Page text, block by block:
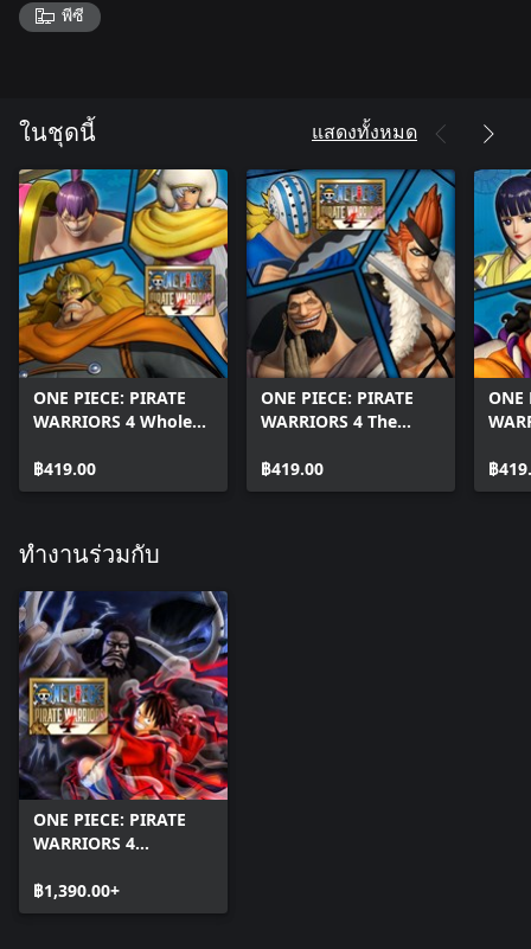
พีซี
ในชุดนี้ แสดงทั้งหมด
ONE PIECE: PIRATE
WARRIORS 4 Whole
฿419.00
ONE PIECE: PIRATE
WARRIORS 4 The
Pack
฿419.00
ONE
฿
ทำงานร่วมกับ
ONE PIECE: PIRATE
WARRIORS 4
฿1,390.00+